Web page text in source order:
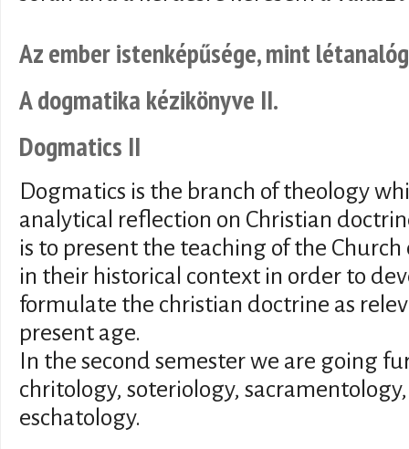
Az ember istenképűsége, mint
A dogmatika kézikönyve II.
Dogmatics II
Dogmatics is the branch of theology
analytical reflection on Christian
is to present the teaching of the
in their historical context in order to
formulate the christian doctrine as
present age.
In the second semester we are going
chritology, soteriology,
eschatology.